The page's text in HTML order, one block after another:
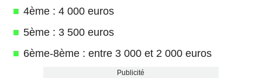
4ème : 4 000 euros
5ème : 3 500 euros
6ème-8ème : entre 3 000 et 2 000 euros
Publicité